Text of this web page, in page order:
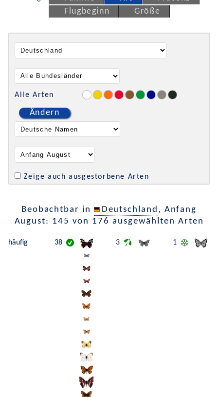
Flugbeginn
Größe
Alle Arten
Ändern
Zeige auch ausgestorbene Arten
Beobachtbar in Deutschland , Anfang
August: 145 von 176 ausgewählten Arten
häufig 38 3 1